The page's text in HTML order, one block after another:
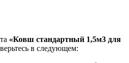
«Ковш стандартный 1,5м3 для
в следующем: